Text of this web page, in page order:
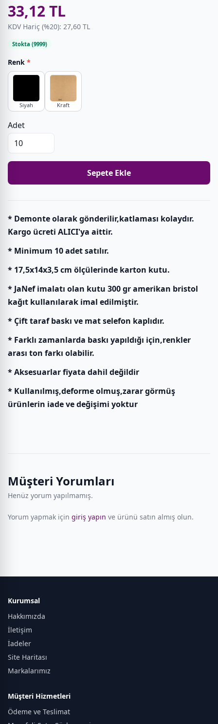
33,12 TL
KDV Hariç (%20): 27,60 TL
Stokta (9999)
Renk *
Siyah Kraft
Adet
Sepete Ekle
* Demonte olarak gönderilir,katlaması kolaydır.
Kargo ücreti ALICI'ya aittir.
* Minimum 10 adet satılır.
* 17,5x14x3,5 cm ölçülerinde karton kutu.
* JaNef imalatı olan kutu 300 gr amerikan bristol
kağıt kullanılarak imal edilmiştir.
* Çift taraf baskı ve mat selefon kaplıdır.
* Farklı zamanlarda baskı yapıldığı için,renkler
arası ton farkı olabilir.
* Aksesuarlar fiyata dahil değildir
* Kullanılmış,deforme olmuş,zarar görmüş
ürünlerin iade ve değişimi yoktur
Müşteri Yorumları
Henüz yorum yapılmamış.
Yorum yapmak için giriş yapın ve ürünü satın almış olun.
Kurumsal
Hakkımızda
İletişim
İadeler
Site Haritası
Markalarımız
Müşteri Hizmetleri
Ödeme ve Teslimat